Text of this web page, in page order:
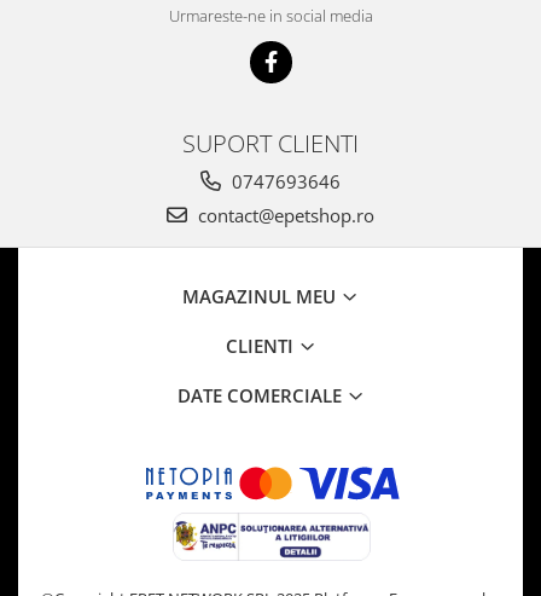
Urmareste-ne in social media
SUPORT CLIENTI
0747693646
contact@epetshop.ro
MAGAZINUL MEU
CLIENTI
DATE COMERCIALE